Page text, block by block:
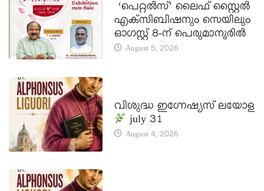
‘പെറ്റൽസ്’ ലൈഫ് സ്റ്റൈൽ
എക്സിബിഷനും സെയിലും
ഓഗസ്റ്റ് 8-ന് പെരുമാനൂരിൽ
August 5, 2026
വിശുദ്ധ ഇഗ്നേഷ്യസ് ലയോള
july 31
August 4, 2026